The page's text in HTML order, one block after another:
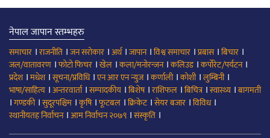
नेपाल जापान स्तम्भहरु
समाचार ।राजनीति ।जन सरोकार ।अर्थ।जापान।विश्व समाचार ।प्रबास।बिचार ।
जल/वातावरण ।फोटो फिचर ।खेल ।कला/मनोरन्जन।कलिउड।कर्पोरेट/पर्यटन।
प्रदेश।मधेश।सूचना/प्रविधि।एन आर एन न्युज।कर्णाली।कोशी।लुम्बिनी।
भाषा/साहित्य ।अन्तरवार्ता।सम्पादकीय ।बिशेष।राशिफल ।बिचित्र।स्वास्थ्य ।बागमती
।गण्डकी।सुदूरपश्चिम ।कृषि।फूटबल ।क्रिकेट।सेयर बजार ।विविध।
स्थानीयतह निर्वाचन।आम निर्वाचन २०७९ ।संस्कृति ।